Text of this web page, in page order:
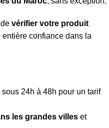
vérifier votre produit
entière confiance dans la
24h à 48h pour un tarif
les grandes villes et